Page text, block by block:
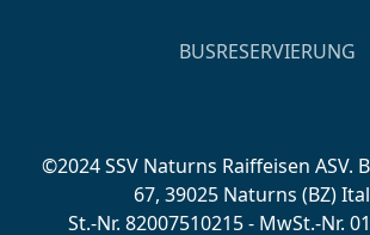
BUSRESERVIERUNG
©2024 SSV Naturns Raiffeisen ASV.
67, 39025 Naturns (BZ)
St.-Nr. 82007510215 - MwSt.-Nr.